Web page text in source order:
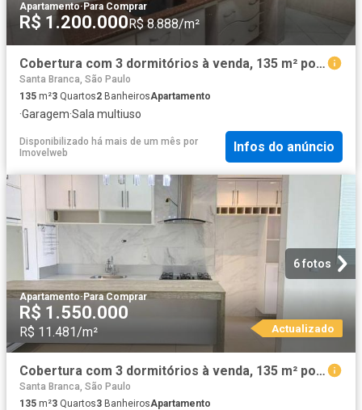
Apartamento·Para Comprar
R$ 1.200.000R$ 8.888/m²
Cobertura com 3 dormitórios à venda, 135 m² por R$ 1.200.000,00 Jardim Satélite São José dos Cam
Santa Branca, São Paulo
135 m²3 Quartos2 BanheirosApartamento
·Garagem·Sala multiuso
Disponibilizado há mais de um mês por
Imovelweb
Infos do anúncio
6 fotos
Apartamento·Para Comprar
R$ 1.550.000
R$ 11.481/m² Actualizado
Cobertura com 3 dormitórios à venda, 135 m² por R$ 1.550.000,00 Urbanova São José dos Campos/SP
Santa Branca, São Paulo
135 m²3 Quartos3 BanheirosApartamento